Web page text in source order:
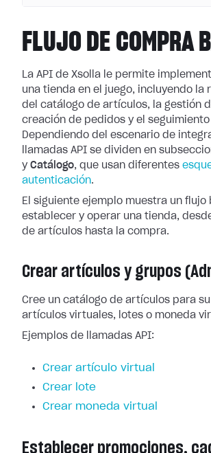
FLUJO DE COMPRA
La API de Xsolla le permite
una tienda en el juego, incluyendo la
del catálogo de artículos, la gestión
creación de pedidos y el
Dependiendo del escenario de
llamadas API se dividen en
y Catálogo, que usan diferentes
autenticación.
El siguiente ejemplo muestra un flujo
establecer y operar una tienda,
de artículos hasta la compra.
Crear artículos y grupos
Cree un catálogo de artículos para
artículos virtuales, lotes o moneda
Ejemplos de llamadas API:
Crear artículo virtual
Crear lote
Crear moneda virtual
Establecer promociones,